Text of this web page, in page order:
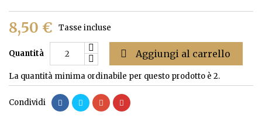
8,50 € Tasse incluse
Quantità  Aggiungi al carrello
La quantità minima ordinabile per questo prodotto è 2.
Condividi